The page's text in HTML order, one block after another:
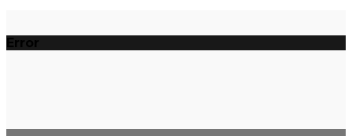
Error